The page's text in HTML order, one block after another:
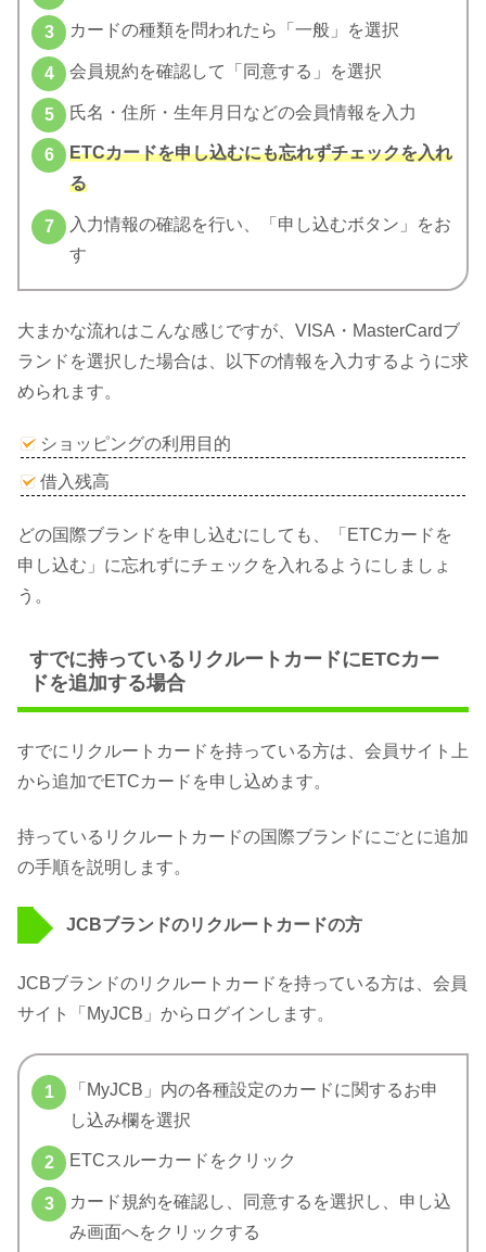
カードの種類を問われたら「一般」を選択
会員規約を確認して「同意する」を選択
氏名・住所・生年月日などの会員情報を入力
ETCカードを申し込むにも忘れずチェックを入れ
る
入力情報の確認を行い、「申し込むボタン」をお
す
大まかな流れはこんな感じですが、VISA・MasterCardブ
ランドを選択した場合は、以下の情報を入力するように求
められます。
ショッピングの利用目的
借入残高
どの国際ブランドを申し込むにしても、「ETCカードを
申し込む」に忘れずにチェックを入れるようにしましょ
う。
すでに持っているリクルートカードにETCカー
ドを追加する場合
すでにリクルートカードを持っている方は、会員サイト上
から追加でETCカードを申し込めます。
持っているリクルートカードの国際ブランドにごとに追加
の手順を説明します。
JCBブランドのリクルートカードの方
JCBブランドのリクルートカードを持っている方は、会員
サイト「MyJCB」からログインします。
「MyJCB」内の各種設定のカードに関するお申
し込み欄を選択
ETCスルーカードをクリック
カード規約を確認し、同意するを選択し、申し込
み画面へをクリックする